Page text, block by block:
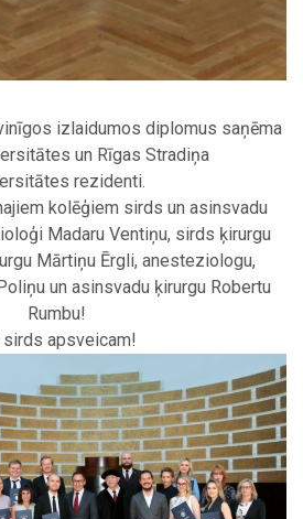
izlaidumos diplomus saņēma
un Rīgas Stradiņa
rezidenti.
kolēģiem sirds un asinsvadu
Madaru Ventiņu, sirds ķirurgu
Mārtiņu Ērgli, anesteziologu,
un asinsvadu ķirurgu Robertu
Rumbu!
sirds apsveicam!